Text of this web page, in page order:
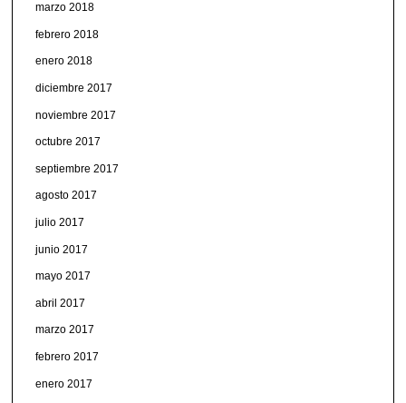
marzo 2018
febrero 2018
enero 2018
diciembre 2017
noviembre 2017
octubre 2017
septiembre 2017
agosto 2017
julio 2017
junio 2017
mayo 2017
abril 2017
marzo 2017
febrero 2017
enero 2017